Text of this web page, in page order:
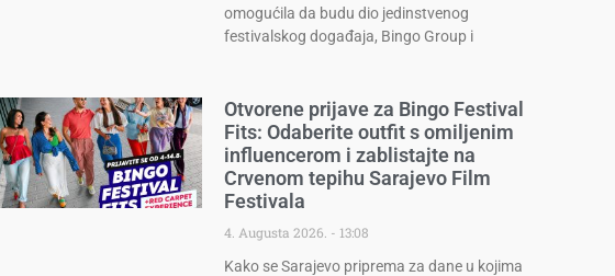
omogućila da budu dio jedinstvenog
festivalskog događaja, Bingo Group i
Otvorene prijave za Bingo Festival
Fits: Odaberite outfit s omiljenim
influencerom i zablistajte na
Crvenom tepihu Sarajevo Film
Festivala
4. Augusta 2026.
13:08
Kako se Sarajevo priprema za dane u kojima